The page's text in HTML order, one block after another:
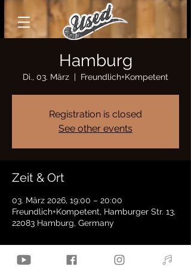
Hamburg
Di., 03. März
  |
Freundlich+Kompetent
Registration is closed
See other events
Zeit & Ort
03. März 2026, 19:00 – 20:00
Freundlich+Kompetent, Hamburger Str. 13,
22083 Hamburg, Germany